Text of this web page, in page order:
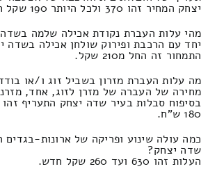
יצחק המחיר זהו 370 ולכל היותר 190 שקל חדש.
מהי עלות העברת נקודת אכילה שלמה
יחד עם הרכבת ופירוק שולחן אכילה בשדה
התמחור זה החל מ210 שקל.
מה עלות העברת מזרון בשביל זוג ו/או
מחירה של העברה של מזרן לזוג, אחד,
180 ש"ח.
כמה עולה שינוע ופריקה של ארונות-בגדים
שדה יצחק?
העלות זהו 630 ועד 260 שקל חדש.